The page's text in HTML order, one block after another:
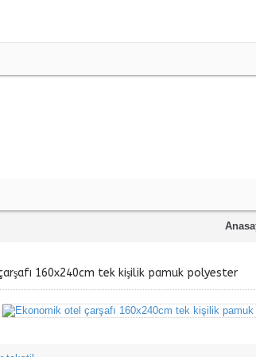
160x240cm tek kişilik pamuk polyester